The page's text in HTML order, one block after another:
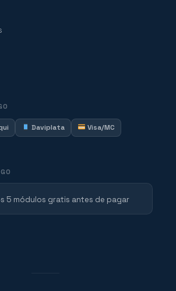
Daviplata
Visa/MC
5 módulos gratis antes de pagar